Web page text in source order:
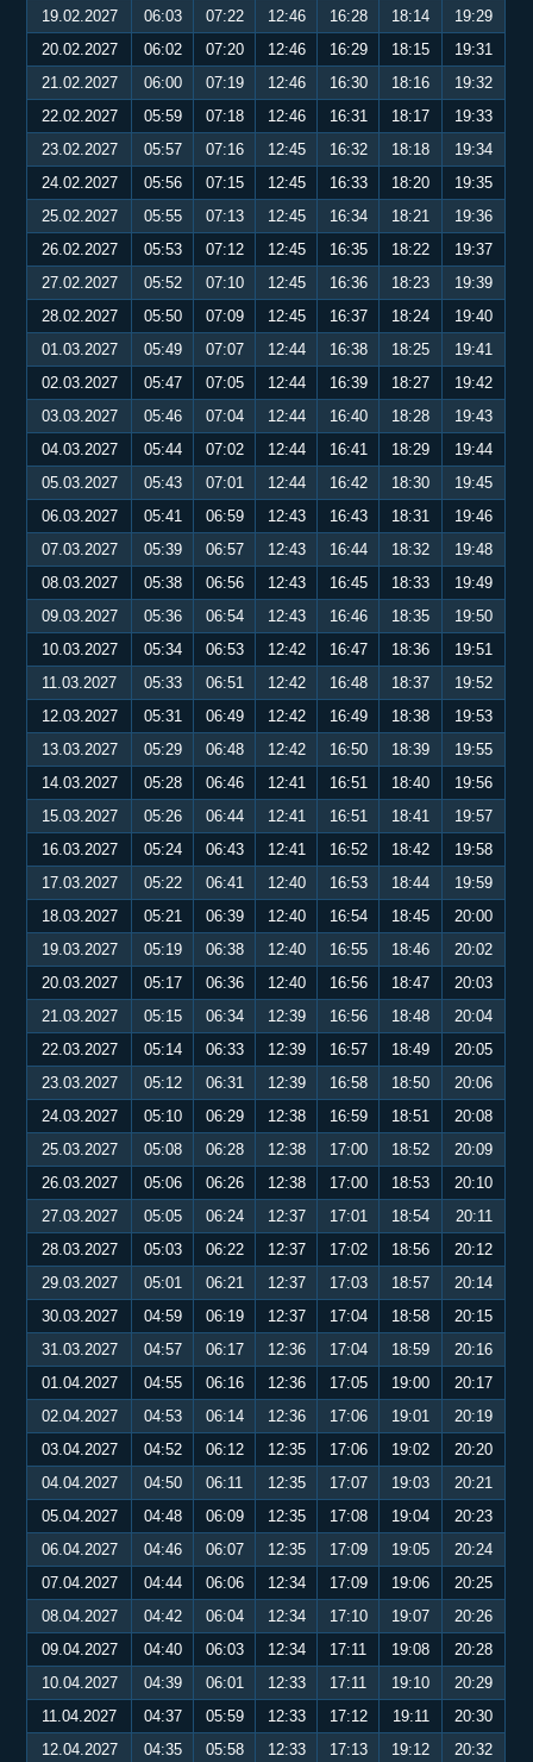
19.02.2027
06:03 07:22 12:46 16:28 18:14
19:29
20.02.2027
06:02 07:20 12:46 16:29 18:15
19:31
21.02.2027
06:00 07:19 12:46 16:30 18:16
19:32
22.02.2027
05:59 07:18 12:46 16:31 18:17
19:33
23.02.2027
05:57 07:16 12:45 16:32 18:18
19:34
24.02.2027
05:56 07:15 12:45 16:33 18:20
19:35
25.02.2027
05:55 07:13 12:45 16:34 18:21
19:36
26.02.2027
05:53 07:12 12:45 16:35 18:22
19:37
27.02.2027
05:52 07:10 12:45 16:36 18:23
19:39
28.02.2027
05:50 07:09 12:45 16:37 18:24
19:40
01.03.2027
05:49 07:07 12:44 16:38 18:25
19:41
02.03.2027
05:47 07:05 12:44 16:39 18:27
19:42
03.03.2027
05:46 07:04 12:44 16:40 18:28
19:43
04.03.2027
05:44 07:02 12:44 16:41 18:29
19:44
05.03.2027
05:43 07:01 12:44 16:42 18:30
19:45
06.03.2027
05:41 06:59 12:43 16:43 18:31
19:46
07.03.2027
05:39 06:57 12:43 16:44 18:32
19:48
08.03.2027
05:38 06:56 12:43 16:45 18:33
19:49
09.03.2027
05:36 06:54 12:43 16:46 18:35
19:50
10.03.2027
05:34 06:53 12:42 16:47 18:36
19:51
11.03.2027
05:33 06:51 12:42 16:48 18:37
19:52
12.03.2027
05:31 06:49 12:42 16:49 18:38
19:53
13.03.2027
05:29 06:48 12:42 16:50 18:39
19:55
14.03.2027
05:28 06:46 12:41 16:51 18:40
19:56
15.03.2027
05:26 06:44 12:41 16:51 18:41
19:57
16.03.2027
05:24 06:43 12:41 16:52 18:42
19:58
17.03.2027
05:22 06:41 12:40 16:53 18:44
19:59
18.03.2027
05:21 06:39 12:40 16:54 18:45
20:00
19.03.2027
05:19 06:38 12:40 16:55 18:46
20:02
20.03.2027
05:17 06:36 12:40 16:56 18:47
20:03
21.03.2027
05:15 06:34 12:39 16:56 18:48
20:04
22.03.2027
05:14 06:33 12:39 16:57 18:49
20:05
23.03.2027
05:12 06:31 12:39 16:58 18:50
20:06
24.03.2027
05:10 06:29 12:38 16:59 18:51
20:08
25.03.2027
05:08 06:28 12:38 17:00 18:52
20:09
26.03.2027
05:06 06:26 12:38 17:00 18:53
20:10
27.03.2027
05:05 06:24 12:37 17:01 18:54
20:11
28.03.2027
05:03 06:22 12:37 17:02 18:56
20:12
29.03.2027
05:01 06:21 12:37 17:03 18:57
20:14
30.03.2027
04:59 06:19 12:37 17:04 18:58
20:15
31.03.2027
04:57 06:17 12:36 17:04 18:59
20:16
01.04.2027
04:55 06:16 12:36 17:05 19:00
20:17
02.04.2027
04:53 06:14 12:36 17:06 19:01
20:19
03.04.2027
04:52 06:12 12:35 17:06 19:02
20:20
04.04.2027
04:50 06:11 12:35 17:07 19:03
20:21
05.04.2027
04:48 06:09 12:35 17:08 19:04
20:23
06.04.2027
04:46 06:07 12:35 17:09 19:05
20:24
07.04.2027
04:44 06:06 12:34 17:09 19:06
20:25
08.04.2027
04:42 06:04 12:34 17:10 19:07
20:26
09.04.2027
04:40 06:03 12:34 17:11 19:08
20:28
10.04.2027
04:39 06:01 12:33 17:11 19:10
20:29
11.04.2027
04:37 05:59 12:33 17:12 19:11
20:30
12.04.2027
04:35 05:58 12:33 17:13 19:12 20:32